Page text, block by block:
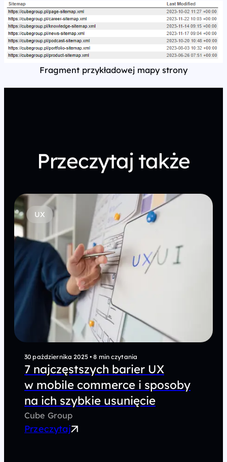
Fragment przykładowej mapy strony
Przeczytaj także
UX
30 października 2025 • 8 min czytania
7 najczęstszych barier UX
w mobile commerce i sposoby
na ich szybkie usunięcie
Cube Group
Przeczytaj